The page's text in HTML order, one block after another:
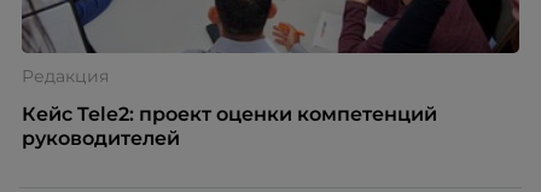
Редакция
Кейс Tele2: проект оценки компетенций
руководителей